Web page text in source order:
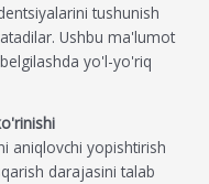
tushunish
Ushbu ma'lumot
yo'l-yo'riq
aniqlovchi yopishtirish
darajasini talab